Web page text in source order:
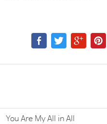
You Are My All in All